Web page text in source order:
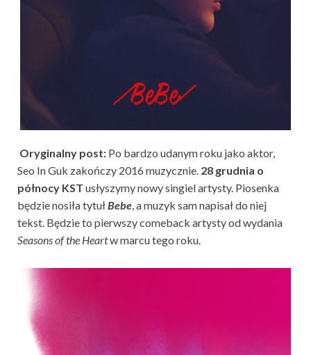
Oryginalny post: Po bardzo udanym roku jako aktor,
Seo In Guk zakończy 2016 muzycznie. 28 grudnia o
północy KST usłyszymy nowy singiel artysty. Piosenka
będzie nosiła tytułBebe, a muzyk sam napisał do niej
tekst. Będzie to pierwszy comeback artysty od wydania
Seasons of the Heartw marcu tego roku.